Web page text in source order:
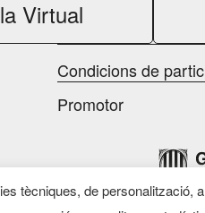
Virtual
Condicions de
Promotor
tècniques, de personalització,